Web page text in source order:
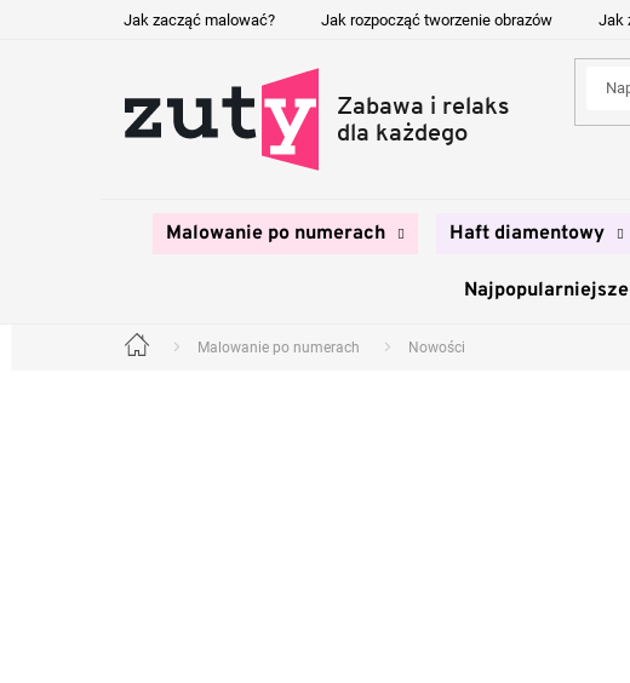
Jak zacząć malować? Jak rozpocząć tworzenie obrazów Jak
Malowanie po numerach Haft diamentowy
Najpopularniejsze
Home Malowanie po numerach Nowości